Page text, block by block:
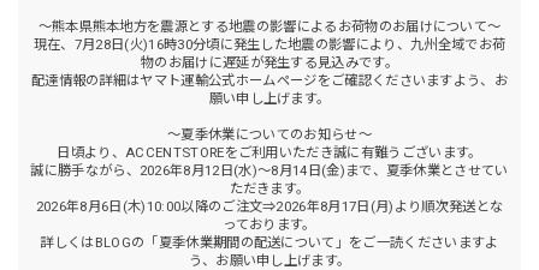
～熊本県熊本地方を震源とする地震の影響によるお荷物のお届けについて～
現在、7月28日(火)16時30分頃に発生した地震の影響により、九州全域でお荷
物のお届けに遅延が発生する見込みです。
配達情報の詳細はヤマト運輸公式ホームページをご確認くださいますよう、お
願い申し上げます。
～夏季休業についてのお知らせ～
日頃より、ACCENTSTOREをご利用いただき誠に有難うございます。
誠に勝手ながら、2026年8月12日(水)～8月14日(金)まで、夏季休業とさせてい
ただきます。
2026年8月6日(木)10:00以降のご注文⇒2026年8月17日(月)より順次発送とな
っております。
詳しくはBLOGの「夏季休業期間の配送について」をご一読くださいますよ
う、お願い申し上げます。